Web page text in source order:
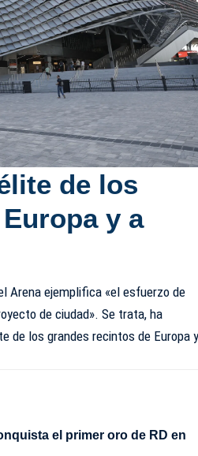
de los
y a
Arena ejemplifica «el esfuerzo de
de ciudad». Se trata, ha
de los grandes recintos de Europa
el primer oro de RD en